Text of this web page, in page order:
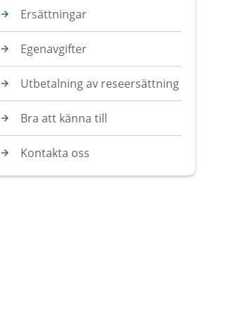
Ersättningar
Egenavgifter
Utbetalning av reseersättning
Bra att känna till
Kontakta oss